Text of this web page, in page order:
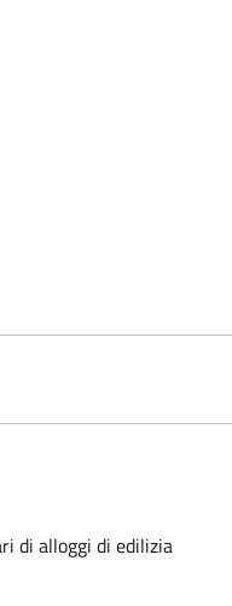
di alloggi di edilizia